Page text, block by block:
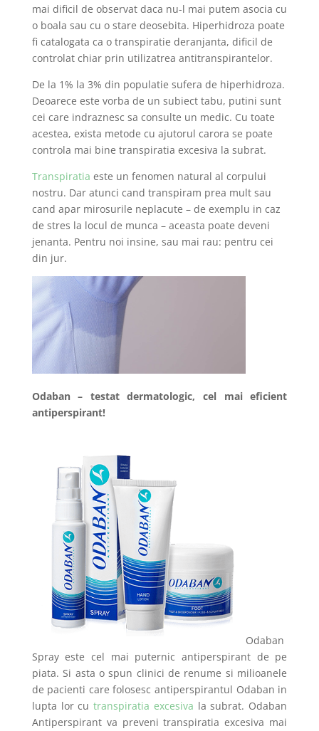
mai dificil de observat daca nu-l mai putem asocia cu
o boala sau cu o stare deosebita. Hiperhidroza poate
fi catalogata ca o transpiratie deranjanta, dificil de
controlat chiar prin utilizatrea antitranspirantelor.
De la 1% la 3% din populatie sufera de hiperhidroza.
Deoarece este vorba de un subiect tabu, putini sunt
cei care indraznesc sa consulte un medic. Cu toate
acestea, exista metode cu ajutorul carora se poate
controla mai bine transpiratia excesiva la subrat.
Transpiratia este un fenomen natural al corpului
nostru. Dar atunci cand transpiram prea mult sau
cand apar mirosurile neplacute – de exemplu in caz
de stres la locul de munca – aceasta poate deveni
jenanta. Pentru noi insine, sau mai rau: pentru cei
din jur.
Odaban – testat dermatologic, cel mai eficient
antiperspirant!
Odaban
Spray este cel mai puternic antiperspirant de pe
piata. Si asta o spun clinici de renume si milioanele
de pacienti care folosesc antiperspirantul Odaban in
lupta lor cutranspiratia excesiva la subrat. Odaban
Antiperspirant va preveni transpiratia excesiva mai